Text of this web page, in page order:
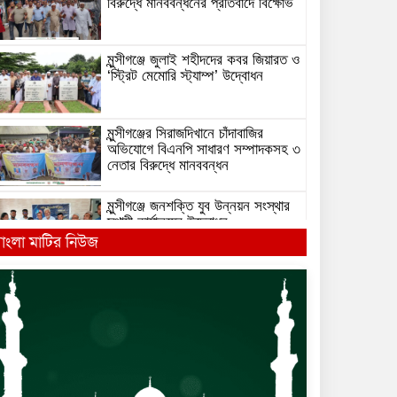
মুন্সীগঞ্জে জুলাই শহীদদের কবর জিয়ারত ও
‘স্ট্রিট মেমোরি স্ট্যাম্প’ উদ্বোধন
মুন্সীগঞ্জের সিরাজদিখানে চাঁদাবাজির
অভিযোগে বিএনপি সাধারণ সম্পাদকসহ ৩
নেতার বিরুদ্ধে মানববন্ধন
মুন্সীগঞ্জে জনশক্তি যুব উন্নয়ন সংস্থার
স্থায়ী কার্যালয়ের উদ্বোধন
ইউনিয়নের উদ্যোগে জুলাই গণঅভ্যুত্থান
তালিকা না থাকায় ২ প্রতিষ্ঠানকে ২০
হাজার টাকা জরিমানা
মাটির নিউজ